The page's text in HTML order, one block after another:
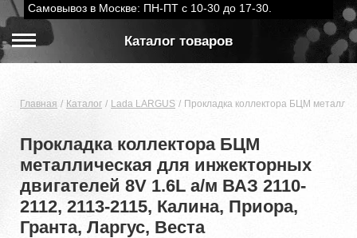
Самовывоз в Москве: ПН-ПТ с 10-30 до 17-30.
Каталог товаров
Главная Каталог Lada LARGUS Прокладка коллектора БЦМ
Прокладка коллектора БЦМ
металлическая для инжекторных
двигателей 8V 1.6L а/м ВАЗ 2110-
2112, 2113-2115, Калина, Приора,
Гранта, Ларгус, Веста